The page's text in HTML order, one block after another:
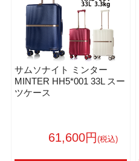
サムソナイト ミンター
MINTER HH5*001 33L スー
ツケース
61,600円 (税込)